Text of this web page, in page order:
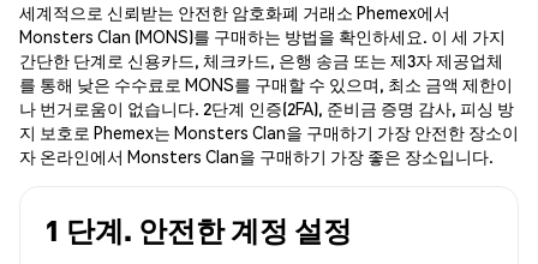
세계적으로 신뢰받는 안전한 암호화폐 거래소 Phemex에서
Monsters Clan (MONS)를 구매하는 방법을 확인하세요. 이 세 가지
간단한 단계로 신용카드, 체크카드, 은행 송금 또는 제3자 제공업체
를 통해 낮은 수수료로 MONS를 구매할 수 있으며, 최소 금액 제한이
나 번거로움이 없습니다. 2단계 인증(2FA), 준비금 증명 감사, 피싱 방
지 보호로 Phemex는 Monsters Clan을 구매하기 가장 안전한 장소이
자 온라인에서 Monsters Clan을 구매하기 가장 좋은 장소입니다.
1 단계. 안전한 계정 설정